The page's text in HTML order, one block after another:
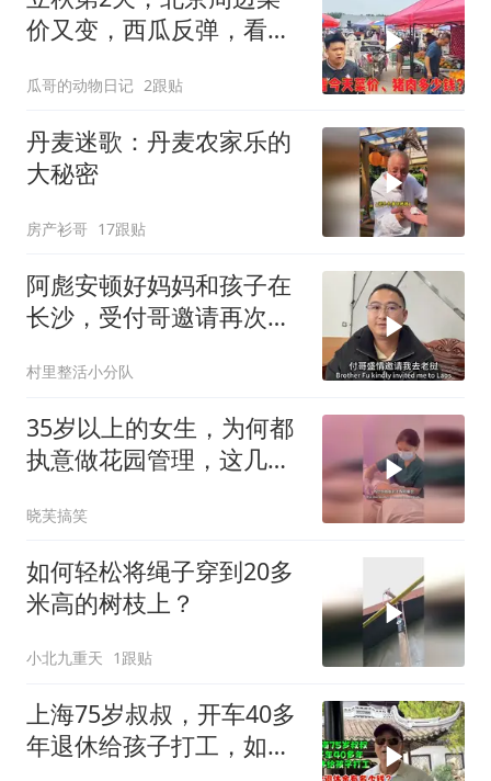
价又变，西瓜反弹，看今
瓜哥的动物日记 2跟贴
丹麦迷歌：丹麦农家乐的
大秘密
房产衫哥 17跟贴
阿彪安顿好妈妈和孩子在
长沙，受付哥邀请再次出
村里整活小分队
35岁以上的女生，为何都
执意做花园管理，这几点
晓芙搞笑
如何轻松将绳子穿到20多
米高的树枝上？
小北九重天 1跟贴
上海75岁叔叔，开车40多
年退休给孩子打工，如今